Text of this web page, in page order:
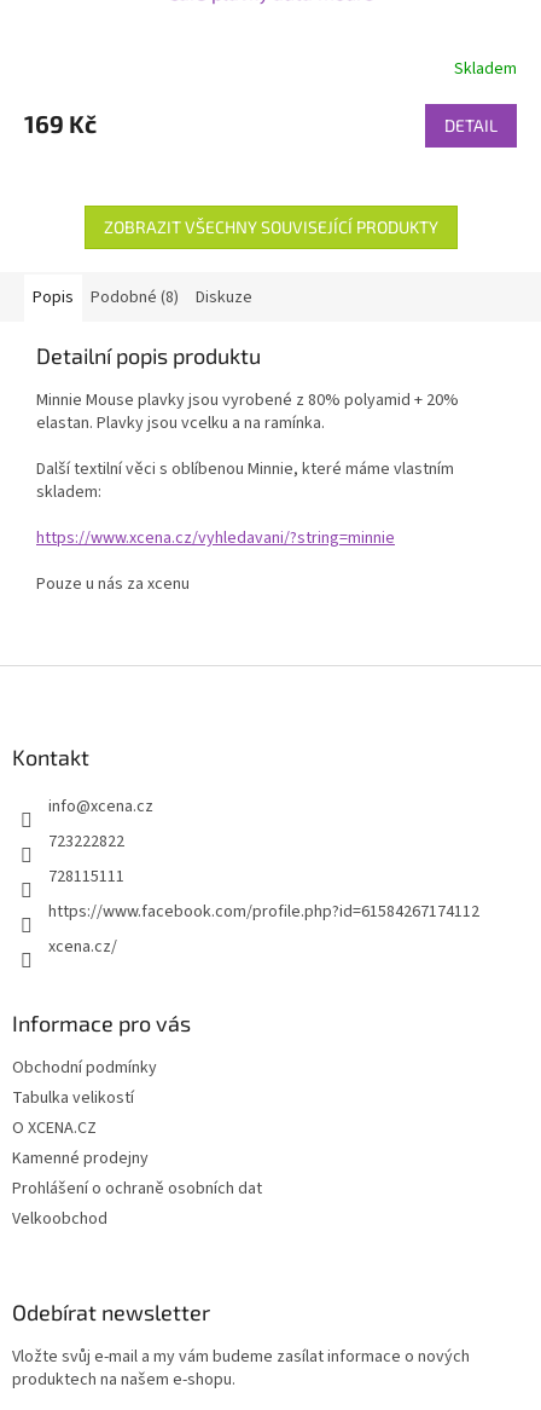
Skladem
169 Kč DETAIL
ZOBRAZIT VŠECHNY SOUVISEJÍCÍ PRODUKTY
Popis Podobné (8) Diskuze
Detailní popis produktu
Minnie Mouse plavky jsou vyrobené z 80% polyamid + 20%
elastan. Plavky jsou vcelku a na ramínka.
Další textilní věci s oblíbenou Minnie, které máme vlastním
skladem:
https://www.xcena.cz/vyhledavani/?string=minnie
Pouze u nás za xcenu
Kontakt
info@xcena.cz
723222822
728115111
https://www.facebook.com/profile.php?id=61584267174112
xcena.cz/
Informace pro vás
Obchodní podmínky
Tabulka velikostí
O XCENA.CZ
Kamenné prodejny
Prohlášení o ochraně osobních dat
Velkoobchod
Odebírat newsletter
Vložte svůj e-mail a my vám budeme zasílat informace o nových
produktech na našem e-shopu.